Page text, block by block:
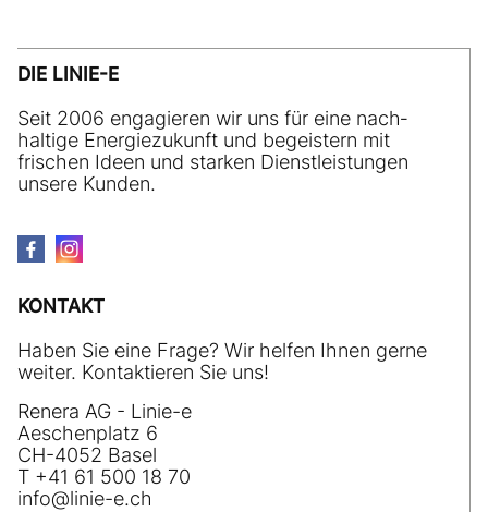
DIE LINIE-E
Seit 2006 engagieren wir uns für eine nach­
haltige Energiezukunft und begeistern mit
frischen Ideen und starken Dienstleistungen
unsere Kunden.
KONTAKT
Haben Sie eine Frage? Wir helfen Ihnen gerne
weiter. Kontaktieren Sie uns!
Renera AG - Linie-e
Aeschenplatz 6
CH-4052 Basel
T +41 61 500 18 70
nf
l n - ch